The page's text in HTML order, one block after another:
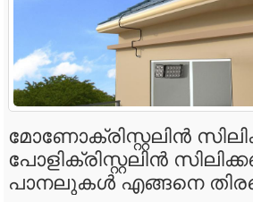
മോണോക്രിസ്റ്റലിൻ
പോളിക്രിസ്റ്റലിൻ
പാനലുകൾ എങ്ങനെ